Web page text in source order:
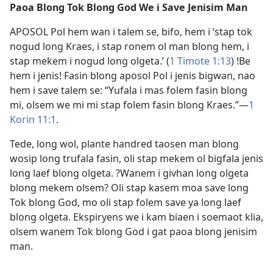
Paoa Blong Tok Blong God We i Save Jenisim Man
APOSOL Pol hem wan i talem se, bifo, hem i ‘stap tok
nogud long Kraes, i stap ronem ol man blong hem, i
stap mekem i nogud long olgeta.’ (1 Timote 1:​13) !Be
hem i jenis! Fasin blong aposol Pol i jenis bigwan, nao
hem i save talem se: “Yufala i mas folem fasin blong
mi, olsem we mi mi stap folem fasin blong Kraes.”​—1
Korin 11:1.
Tede, long wol, plante handred taosen man blong
wosip long trufala fasin, oli stap mekem ol bigfala jenis
long laef blong olgeta. ?Wanem i givhan long olgeta
blong mekem olsem? Oli stap kasem moa save long
Tok blong God, mo oli stap folem save ya long laef
blong olgeta. Ekspiryens we i kam biaen i soemaot klia,
olsem wanem Tok blong God i gat paoa blong jenisim
man.